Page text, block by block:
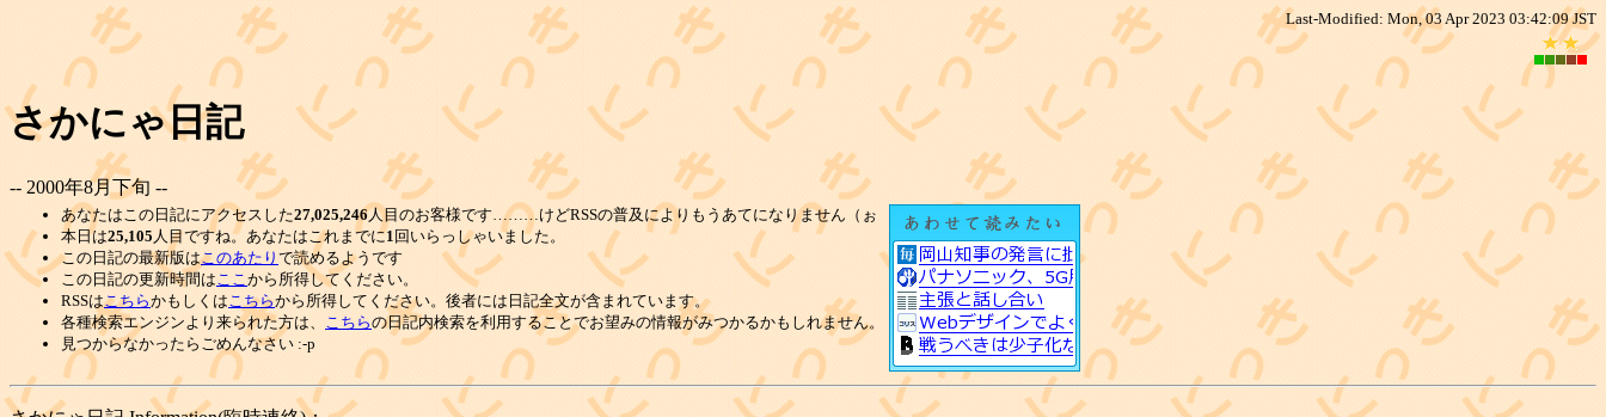
Last-Modified: Mon, 03 Apr 2023 03:42:09 JST
さかにゃ日記
-- 2000年8月下旬 --
あなたはこの日記にアクセスした27,025,246人目のお客様です………けどRSSの普及によりもうあてになりません（ぉ
本日は25,105 人目ですね。あなたはこれまでに1 回いらっしゃいました。
この日記の最新版はこのあたり で読めるようです
この日記の更新時間はここ から所得してください。
RSSはこちらかもしくは こちらから所得してください。後者には日記全文が含まれています。
各種検索エンジンより来られた方は、 こちらの日記内検索を利用することでお望みの情報がみつかるかもしれません。
見つからなかったらごめんなさい :-p